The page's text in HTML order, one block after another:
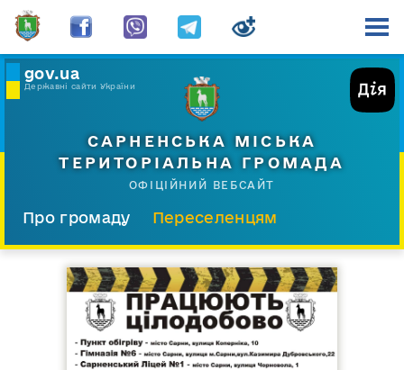
gov.ua
Державні сайти України
САРНЕНСЬКА МІСЬКА
ТЕРИТОРІАЛЬНА ГРОМАДА
ОФІЦІЙНИЙ ВЕБСАЙТ
Про громаду
Переселенцям
Прес-центр